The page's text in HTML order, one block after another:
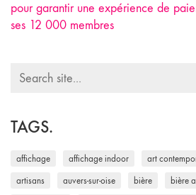
pour garantir une expérience de
ses 12 000 membres
Search
TAGS.
affichage affichage indoor art
artisans auvers-sur-oise bière bière